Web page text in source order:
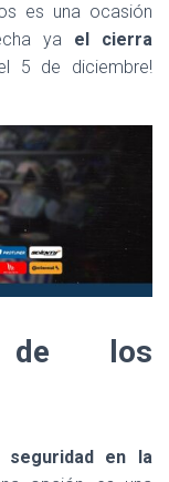
es una ocasión
ya el cierra
5 de diciembre!
de los
seguridad en la